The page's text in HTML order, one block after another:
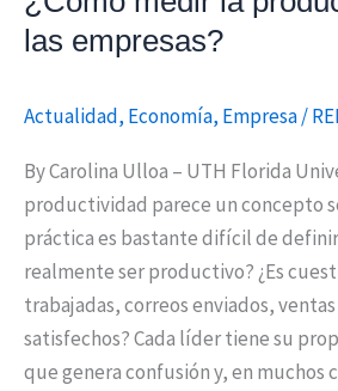
las empresas?
Actualidad, Economía, Empresa/
By Carolina Ulloa – UTH Florida
productividad parece un concepto
práctica es bastante difícil de
realmente ser productivo? ¿Es
trabajadas, correos enviados,
satisfechos? Cada líder tiene su
que genera confusión y, en muchos